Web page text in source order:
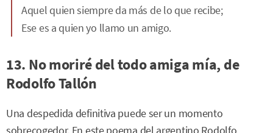
Aquel quien siempre da más de lo que recibe;
Ese es a quien yo llamo un amigo.
13. No moriré del todo amiga mía, de
Rodolfo Tallón
Una despedida definitiva puede ser un momento